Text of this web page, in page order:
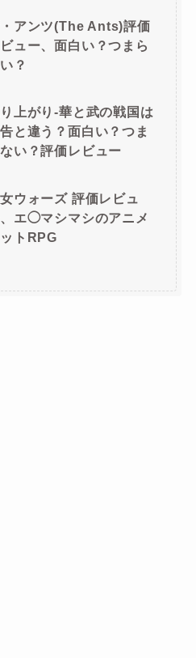
アンツ(The Ants)評価
ュー、面白い？つまら
？
上がり-華と武の戦国は
と違う？面白い？つま
い？評価レビュー
ウォーズ 評価レビュ
エ◯マシマシのアニメ
トRPG